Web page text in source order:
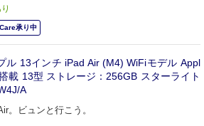
承り中
ル 13インチ iPad Air (M4) WiFiモデル Appl
載 13型 ストレージ：256GB スターライト
A
。ビュンと行こう。